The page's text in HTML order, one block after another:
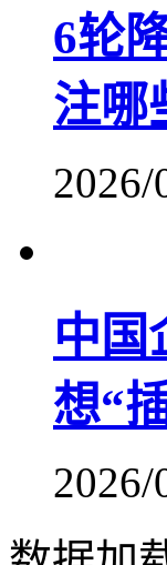
6轮
注哪
2026/
中国
想“
2026/